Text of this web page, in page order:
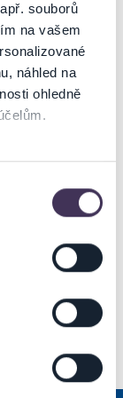
souborů
na vašem
náhled na
ohledně
(otisk prstu)
osobní
odvolat v
a další